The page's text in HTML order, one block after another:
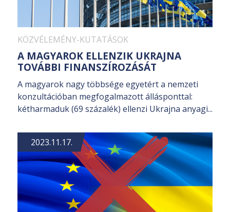
KÖZVÉLEMÉNY-KUTATÁSOK
A MAGYAROK ELLENZIK UKRAJNA
TOVÁBBI FINANSZÍROZÁSÁT
A magyarok nagy többsége egyetért a nemzeti
konzultációban megfogalmazott állásponttal:
kétharmaduk (69 százalék) ellenzi Ukrajna anyagi...
2023.11.17.